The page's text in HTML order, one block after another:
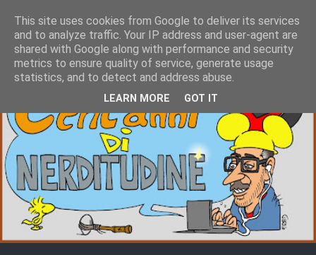
This site uses cookies from Google to deliver its services
and to analyze traffic. Your IP address and user-agent are
shared with Google along with performance and security
metrics to ensure quality of service, generate usage
statistics, and to detect and address abuse.
LEARN MORE GOT IT